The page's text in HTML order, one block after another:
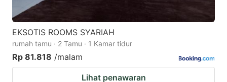
EKSOTIS ROOMS SYARIAH
rumah tamu · 2 Tamu · 1 Kamar tidur
Rp 81.818 /malam
Lihat penawaran